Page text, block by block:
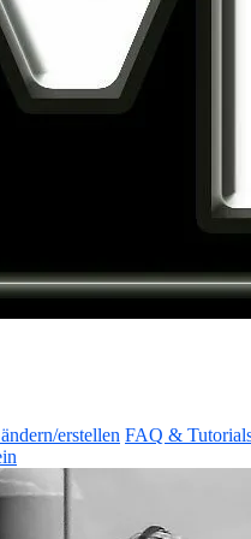
erstellen FAQ &